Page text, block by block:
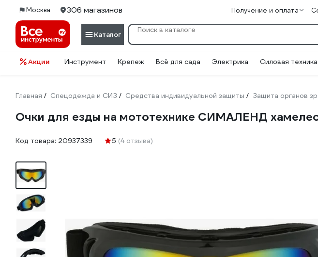
Москва 306 магазинов Получение и оплата
Каталог
Акции Инструмент Крепеж Всё для сада Электрика Силовая техника
Главная / Спецодежда и СИЗ / Средства индивидуальной защиты / Защита органов
Очки для езды на мототехнике СИМАЛЕНД
Код товара: 20937339 5 (4 отзыва)